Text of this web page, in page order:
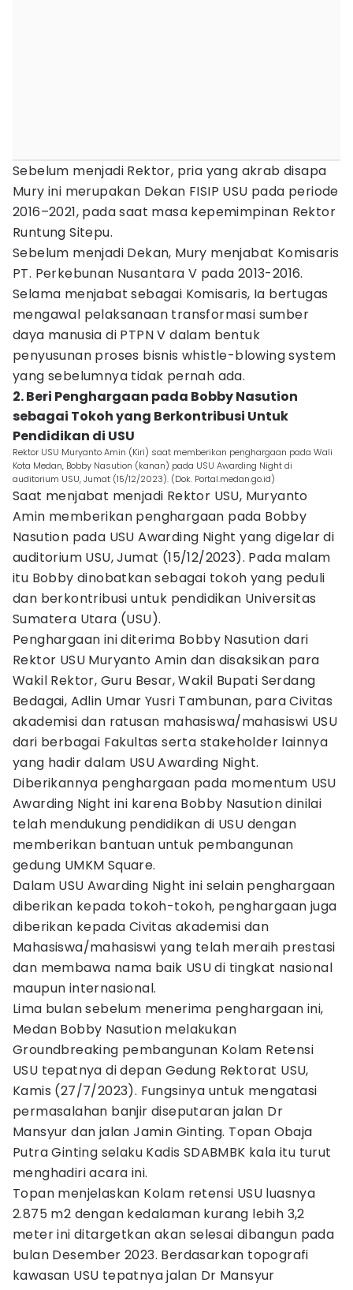
Sebelum menjadi Rektor, pria yang akrab disapa
Mury ini merupakan Dekan FISIP USU pada periode
2016–2021, pada saat masa kepemimpinan Rektor
Runtung Sitepu.
Sebelum menjadi Dekan, Mury menjabat Komisaris
PT. Perkebunan Nusantara V pada 2013-2016.
Selama menjabat sebagai Komisaris, Ia bertugas
mengawal pelaksanaan transformasi sumber
daya manusia di PTPN V dalam bentuk
penyusunan proses bisnis whistle-blowing system
yang sebelumnya tidak pernah ada.
2. Beri Penghargaan pada Bobby Nasution
sebagai Tokoh yang Berkontribusi Untuk
Pendidikan di USU
Rektor USU Muryanto Amin (Kiri) saat memberikan penghargaan pada Wali
Kota Medan, Bobby Nasution (kanan) pada USU Awarding Night di
auditorium USU, Jumat (15/12/2023). (Dok. Portal.medan.go.id)
Saat menjabat menjadi Rektor USU, Muryanto
Amin memberikan penghargaan pada Bobby
Nasution pada USU Awarding Night yang digelar di
auditorium USU, Jumat (15/12/2023). Pada malam
itu Bobby dinobatkan sebagai tokoh yang peduli
dan berkontribusi untuk pendidikan Universitas
Sumatera Utara (USU).
Penghargaan ini diterima Bobby Nasution dari
Rektor USU Muryanto Amin dan disaksikan para
Wakil Rektor, Guru Besar, Wakil Bupati Serdang
Bedagai, Adlin Umar Yusri Tambunan, para Civitas
akademisi dan ratusan mahasiswa/mahasiswi USU
dari berbagai Fakultas serta stakeholder lainnya
yang hadir dalam USU Awarding Night.
Diberikannya penghargaan pada momentum USU
Awarding Night ini karena Bobby Nasution dinilai
telah mendukung pendidikan di USU dengan
memberikan bantuan untuk pembangunan
gedung UMKM Square.
Dalam USU Awarding Night ini selain penghargaan
diberikan kepada tokoh-tokoh, penghargaan juga
diberikan kepada Civitas akademisi dan
Mahasiswa/mahasiswi yang telah meraih prestasi
dan membawa nama baik USU di tingkat nasional
maupun internasional.
Lima bulan sebelum menerima penghargaan ini,
Medan Bobby Nasution melakukan
Groundbreaking pembangunan Kolam Retensi
USU tepatnya di depan Gedung Rektorat USU,
Kamis (27/7/2023). Fungsinya untuk mengatasi
permasalahan banjir diseputaran jalan Dr
Mansyur dan jalan Jamin Ginting. Topan Obaja
Putra Ginting selaku Kadis SDABMBK kala itu turut
menghadiri acara ini.
Topan menjelaskan Kolam retensi USU luasnya
2.875 m2 dengan kedalaman kurang lebih 3,2
meter ini ditargetkan akan selesai dibangun pada
bulan Desember 2023. Berdasarkan topografi
kawasan USU tepatnya jalan Dr Mansyur